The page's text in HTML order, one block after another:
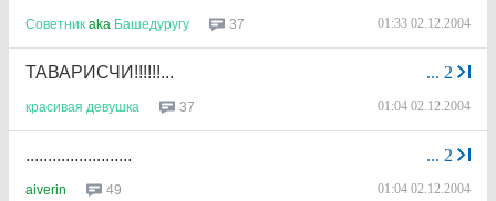
Советник aka Башедуругу 37 01:33 02.12.2004
... 2
ТАВАРИСЧИ!!!!!!...
красивая девушка 37 01:04 02.12.2004
... 2
........................
aiverin 49 01:04 02.12.2004